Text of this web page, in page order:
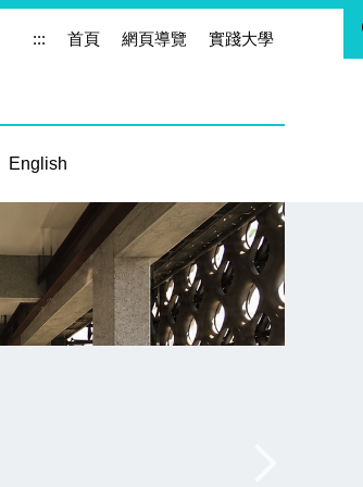
::: 首頁 網頁導覽 實踐大學
English